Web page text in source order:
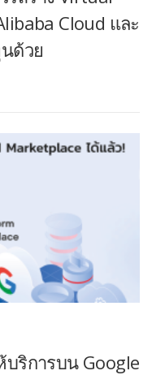
Cloud และ
ด้วย
บริการบน Google